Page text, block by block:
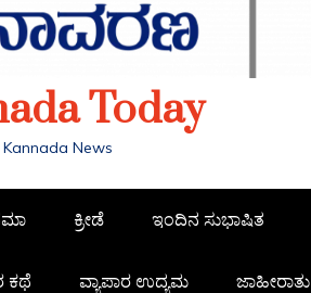
Today
Kannada News
ಕ್ರೀಡೆ ಇಂದಿನ ಸುಭಾಷಿತ
ಕಥೆ ವ್ಯಾಪಾರ ಉದ್ಯಮ ಜಾಹೀರಾತು